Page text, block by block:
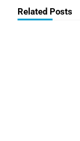
Related Posts